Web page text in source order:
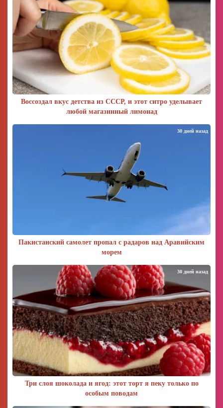
Воссоздал вкус детства из СССР, и этот ситро уделывает
любой магазинный лимонад
Пакистанский самолет пропал с радаров над Аравийским
морем
30 дней назад
Три слоя шоколада и ягод: этот торт я пеку только по
особым поводам
30 дней назад